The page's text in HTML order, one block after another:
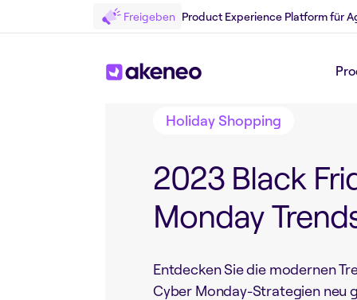
Freigeben Product Experience Platform für
Zurück zum Blog
Holiday Shopping
2023 Black
Monday
Entdecken Sie die modernen
Cyber Monday-Strategien neu